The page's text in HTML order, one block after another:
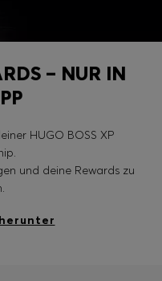
– NUR IN
HUGO BOSS XP
und deine Rewards zu